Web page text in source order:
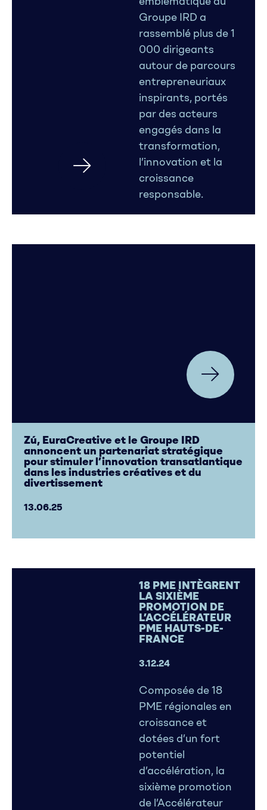
Groupe IRD a
rassemblé plus de 1
000 dirigeants
autour de parcours
entrepreneuriaux
inspirants, portés
par des acteurs
engagés dans la
transformation,
l’innovation et la
croissance
responsable.
Zú, EuraCreative et le Groupe IRD
annoncent un partenariat stratégique
pour stimuler l’innovation transatlantique
dans les industries créatives et du
divertissement
13.06.25
18 PME INTÈGRENT
LA SIXIÈME
PROMOTION DE
L’ACCÉLÉRATEUR
PME HAUTS-DE-
FRANCE
3.12.24
Composée de 18
PME régionales en
croissance et
dotées d’un fort
potentiel
d’accélération, la
sixième promotion
de l’Accélérateur